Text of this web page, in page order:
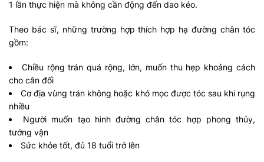
1 lần thực hiện mà không cần động đến dao kéo.
Theo bác sĩ, những trường hợp thích hợp hạ đường chân tóc
gồm:
Chiều rộng trán quá rộng, lớn, muốn thu hẹp khoảng cách
cho cân đối
Cơ địa vùng trán không hoặc khó mọc được tóc sau khi rụng
nhiều
Người muốn tạo hình đường chân tóc hợp phong thủy,
tướng vận
Sức khỏe tốt, đủ 18 tuổi trở lên